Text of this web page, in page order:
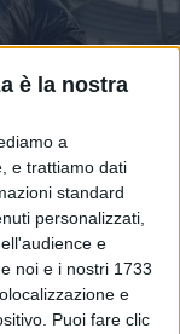
è la nostra
a
e trattiamo dati
standard
personalizzati,
e
noi e i nostri 1733
e
Puoi fare clic
singolo “Mi
o no?”,
più
ricco di